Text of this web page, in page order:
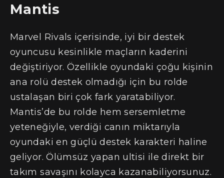
Mantis
Marvel Rivals içerisinde, iyi bir destek
oyuncusu kesinlikle maçların kaderini
değiştiriyor. Özellikle oyundaki çoğu kişinin
ana rolü destek olmadığı için bu rolde
ustalaşan biri çok fark yaratabiliyor.
Mantis’de bu rolde hem sersemletme
yeteneğiyle, verdiği canın miktarıyla
oyundaki en güçlü destek karakteri haline
geliyor. Ölümsüz yapan ultisi ile direkt bir
takım savaşını kolayca kazanabiliyorsunuz.